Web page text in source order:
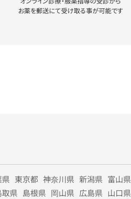
お薬を郵送にて受け取る事が可能です
東京都 神奈川県 新潟県 富山県
取県 島根県 岡山県 広島県 山口県